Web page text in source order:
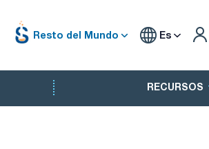
Resto del Mundo Es
RECURSOS